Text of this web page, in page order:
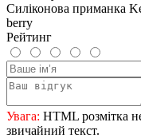
Силіконова приманка
berry
Рейтинг
Увага: HTML розмітка
звичайний текст.